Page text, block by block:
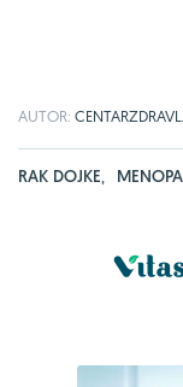
AUTOR:
RAK DOJKE,